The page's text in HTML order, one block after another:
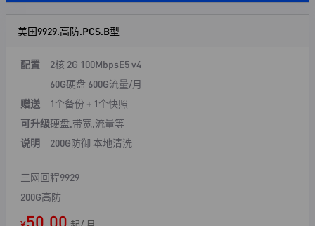
美国9929.高防.PCS.B型
配置 2核 2G 100MbpsE5 v4
60G硬盘 600G流量/月
赠送
1个备份 + 1个快照
可升级硬盘,带宽,流量等
说明
200G防御 本地清洗
三网回程9929
200G高防